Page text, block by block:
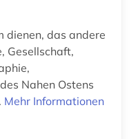
dienen, das andere
Gesellschaft,
Nahen Ostens
Mehr Informationen